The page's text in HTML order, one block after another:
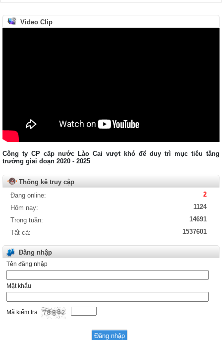
Tải về
Công văn số: Số 85/CV-CNLC
Ngày : 18/02/2022
Xem chi tiết ...
Ngày : 28/08/2015
Tải về
Thông báo số: TB01/AC
Ngày : 07/01/2022
Xem chi tiết ...
Tải về
Video Clip
Công ty CP cấp nước Lào Cai vượt khó để duy trì mục tiêu tăng
trưởng giai đoạn 2020 - 2025
Thống kê truy cập
Đang online:
2
Hôm nay:
1124
Trong tuần:
14691
Tất cả:
1537601
Đăng nhập
Tên đăng nhập
Mật khẩu
Mã kiểm tra